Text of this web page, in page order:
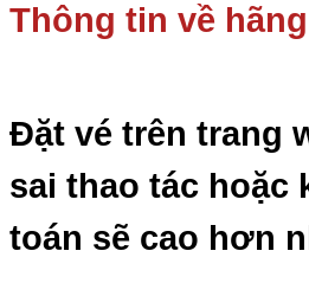
Thông tin về
Đặt vé trên trang
sai thao tác hoặc
toán sẽ cao hơn